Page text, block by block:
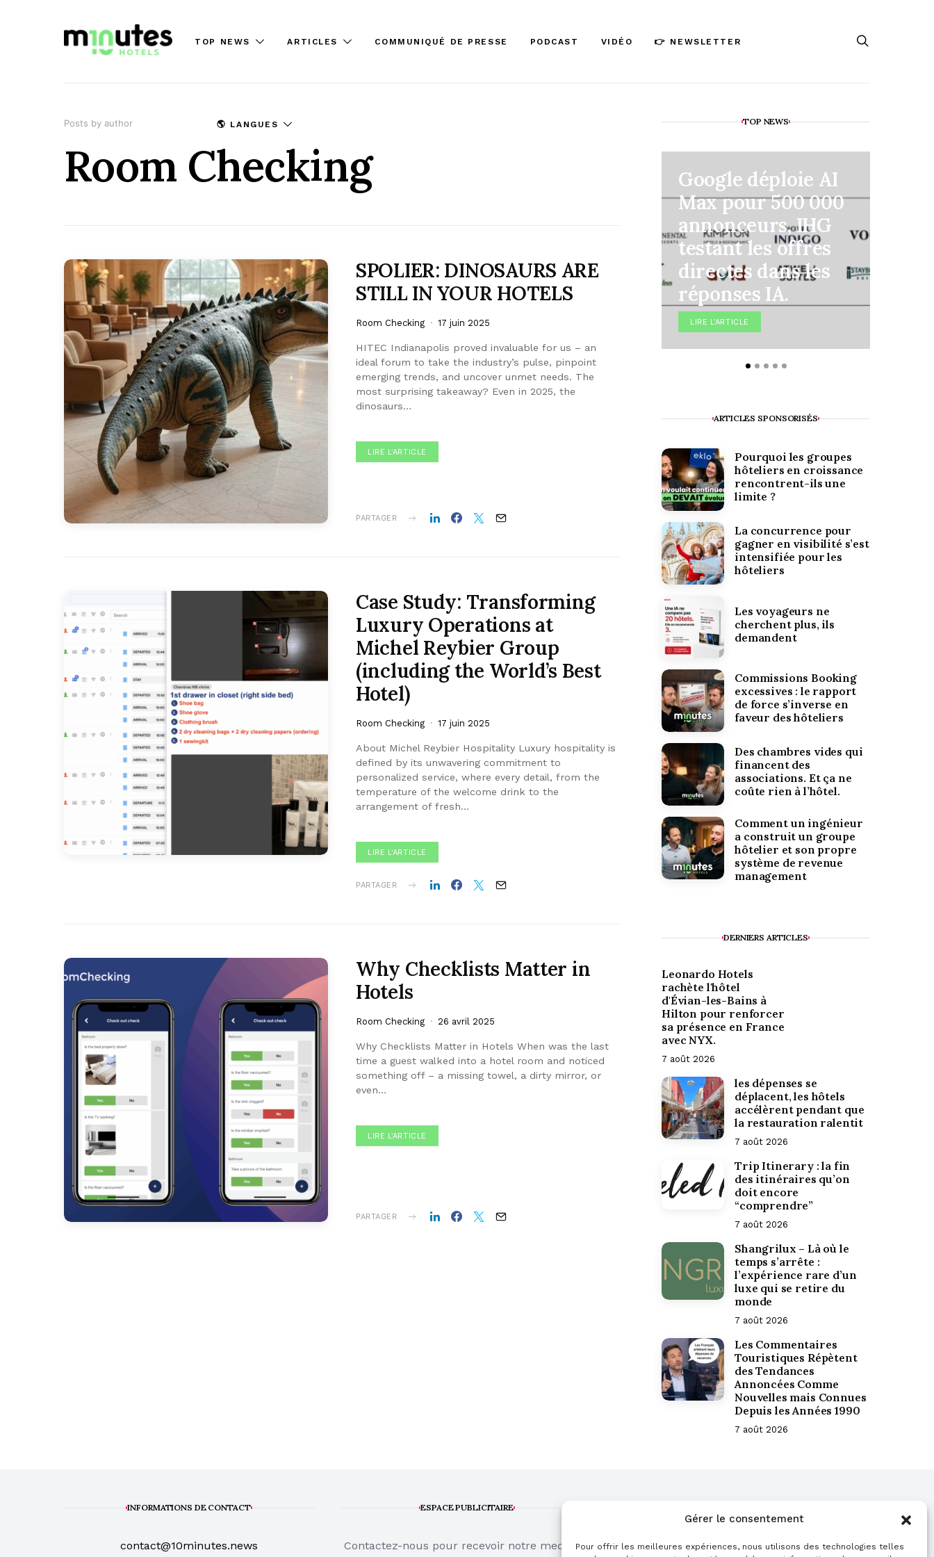
Gérer le consentement
Pour offrir les meilleures expériences, nous utilisons des technologies telles
TOP NEWS ARTICLES COMMUNIQUÉ DE PRESSE PODCAST VIDÉO 👉 NEWSLETTER
🌎 LANGUES
Posts by author
Room Checking
SPOLIER: DINOSAURS ARE
STILL IN YOUR HOTELS
Room Checking 17 juin 2025
HITEC Indianapolis proved invaluable for us – an
ideal forum to take the industry’s pulse, pinpoint
emerging trends, and uncover unmet needs. The
most surprising takeaway? Even in 2025, the
dinosaurs…
LIRE L'ARTICLE
PARTAGER
Case Study: Transforming
Luxury Operations at
Michel Reybier Group
(including the World’s Best
Hotel)
Room Checking 17 juin 2025
About Michel Reybier Hospitality Luxury hospitality is
defined by its unwavering commitment to
personalized service, where every detail, from the
temperature of the welcome drink to the
arrangement of fresh…
LIRE L'ARTICLE
PARTAGER
Why Checklists Matter in
Hotels
Room Checking 26 avril 2025
Why Checklists Matter in Hotels When was the last
time a guest walked into a hotel room and noticed
something off – a missing towel, a dirty mirror, or
even…
LIRE L'ARTICLE
PARTAGER
TOP NEWS
Google déploie AI
Max pour 500 000
annonceurs, IHG
testant les offres
directes dans les
réponses IA.
LIRE L'ARTICLE
ARTICLES SPONSORISÉS
Pourquoi les groupes
hôteliers en croissance
rencontrent-ils une
limite ?
La concurrence pour
gagner en visibilité s’est
intensifiée pour les
hôteliers
Les voyageurs ne
cherchent plus, ils
demandent
Commissions Booking
excessives : le rapport
de force s’inverse en
faveur des hôteliers
Des chambres vides qui
financent des
associations. Et ça ne
coûte rien à l’hôtel.
Comment un ingénieur
a construit un groupe
hôtelier et son propre
système de revenue
management
DERNIERS ARTICLES
Leonardo Hotels
rachète l'hôtel
d'Évian-les-Bains à
Hilton pour renforcer
sa présence en France
avec NYX.
7 août 2026
les dépenses se
déplacent, les hôtels
accélèrent pendant que
la restauration ralentit
7 août 2026
Trip Itinerary : la fin
des itinéraires qu’on
doit encore
“comprendre”
7 août 2026
Shangrilux – Là où le
temps s’arrête :
l’expérience rare d’un
luxe qui se retire du
monde
7 août 2026
Les Commentaires
Touristiques Répètent
des Tendances
Annoncées Comme
Nouvelles mais Connues
Depuis les Années 1990
7 août 2026
INFORMATIONS DE CONTACT
contact@10minutes.news
ESPACE PUBLICITAIRE
Contactez-nous pour recevoir notre media kit
Cliquez ici pour publier votre communiqué